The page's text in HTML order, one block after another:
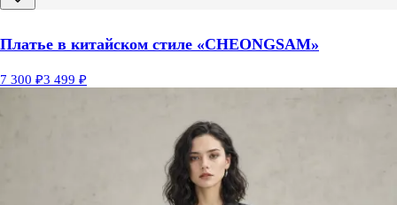
Платье в китайском стиле «CHEONGSAM»
7 300 ₽3 499 ₽